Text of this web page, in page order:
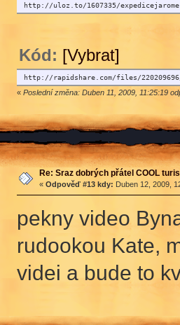
http://uloz.to/1607335/
Kód: [Vybrat]
http://rapidshare.com/files/
« Poslední změna: Duben 11, 2009, 11:25:19
Re: Sraz dobrých přátel COOL
« Odpověď #13 kdy: Duben 12, 2009,
pekny video
rudookou Kate,
videi a bude to